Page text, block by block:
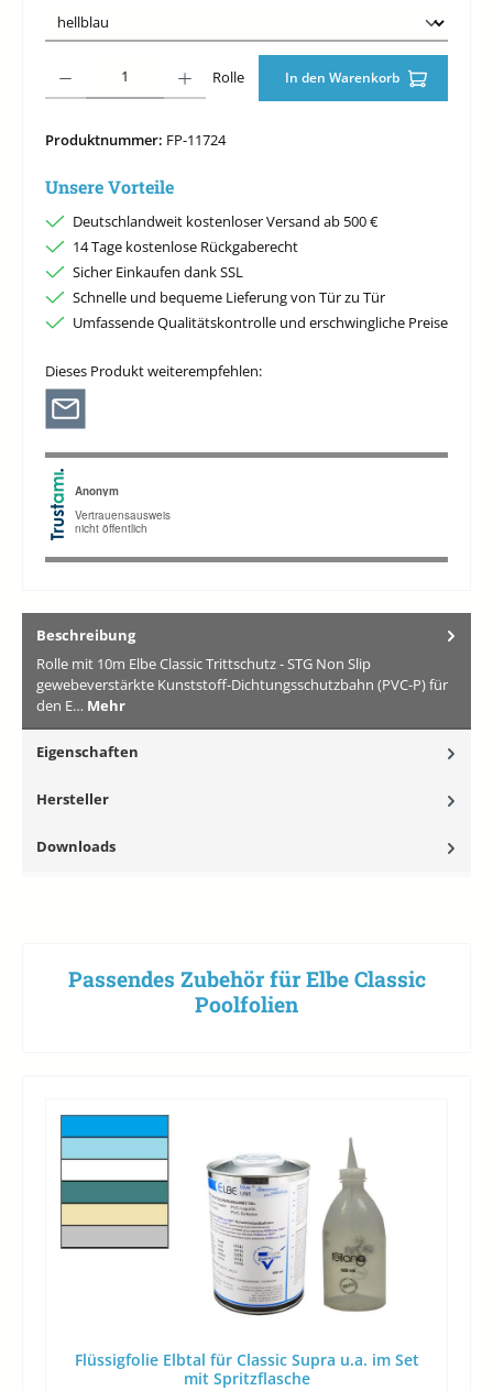
Rolle In den Warenkorb
Produktnummer: FP-11724
Unsere Vorteile
Deutschlandweit kostenloser Versand ab 500 €
14 Tage kostenlose Rückgaberecht
Sicher Einkaufen dank SSL
Schnelle und bequeme Lieferung von Tür zu Tür
Umfassende Qualitätskontrolle und erschwingliche Preise
Dieses Produkt weiterempfehlen:
Beschreibung
Rolle mit 10m Elbe Classic Trittschutz - STG Non Slip
gewebeverstärkte Kunststoff-Dichtungsschutzbahn (PVC-P) für
den E… Mehr
Eigenschaften
Hersteller
Downloads
Passendes Zubehör für Elbe Classic
Poolfolien
Flüssigfolie Elbtal für Classic Supra u.a. im Set
mit Spritzflasche